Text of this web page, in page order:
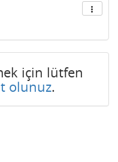
için lütfen
olunuz.